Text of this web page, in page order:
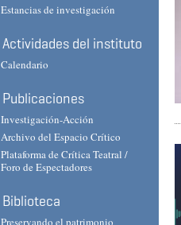
Estancias de investigación
Actividades del instituto
Calendario
Publicaciones
Investigación-Acción
Archivo del Espacio Crítico
Plataforma de Crítica Teatral /
Foro de Espectadores
Biblioteca
Preservando el patrimonio